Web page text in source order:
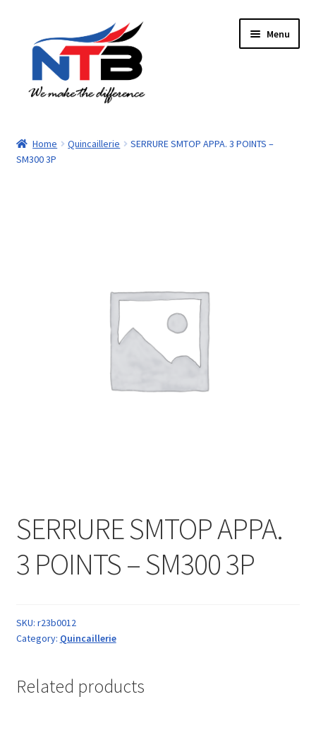
navigation
contenu
Menu
Boutique
Home Quincaillerie
SERRURE SMTOP APPA. 3 POINTS –
SM300 3P
SERRURE SMTOP APPA.
3 POINTS – SM300 3P
SKU: r23b0012
Category: Quincaillerie
Related products